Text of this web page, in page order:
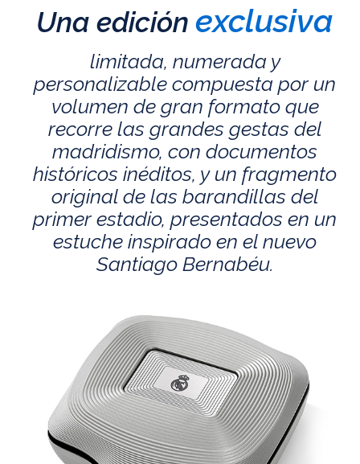
Una edición exclusiva
limitada, numerada y
personalizable compuesta por un
volumen de gran formato que
recorre las grandes gestas del
madridismo, con documentos
históricos inéditos, y un fragmento
original de las barandillas del
primer estadio, presentados en un
estuche inspirado en el nuevo
Santiago Bernabéu.